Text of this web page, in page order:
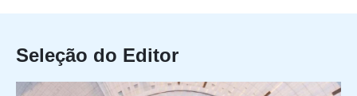
Seleção do Editor